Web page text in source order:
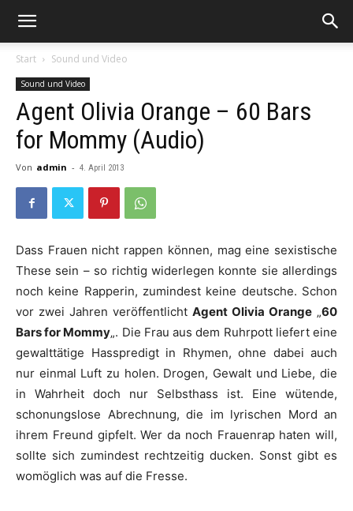
Start Sound und Video
Sound und Video
Agent Olivia Orange – 60 Bars
for Mommy (Audio)
Von admin - 4. April 2013
Dass Frauen nicht rappen können, mag eine sexistische
These sein – so richtig widerlegen konnte sie allerdings
noch keine Rapperin, zumindest keine deutsche. Schon
vor zwei Jahren veröffentlicht Agent Olivia Orange „60
Bars for Mommy„. Die Frau aus dem Ruhrpott liefert eine
gewalttätige Hasspredigt in Rhymen, ohne dabei auch
nur einmal Luft zu holen. Drogen, Gewalt und Liebe, die
in Wahrheit doch nur Selbsthass ist. Eine wütende,
schonungslose Abrechnung, die im lyrischen Mord an
ihrem Freund gipfelt. Wer da noch Frauenrap haten will,
sollte sich zumindest rechtzeitig ducken. Sonst gibt es
womöglich was auf die Fresse.